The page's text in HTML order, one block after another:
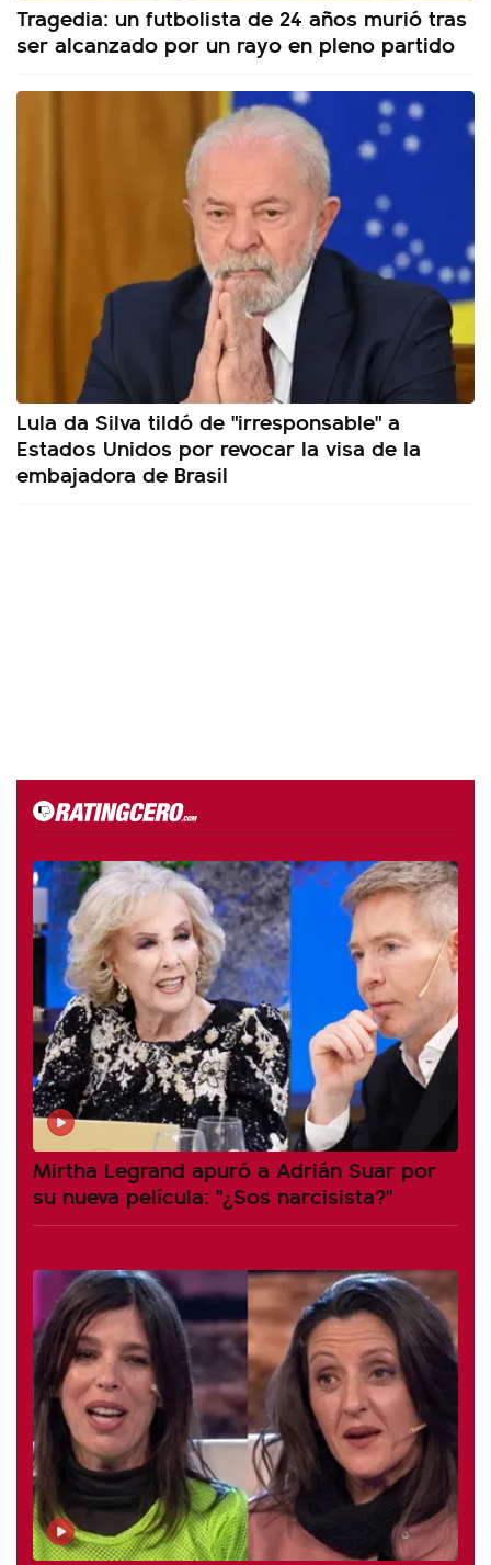
Tragedia: un futbolista de 24 años murió tras
ser alcanzado por un rayo en pleno partido
Lula da Silva tildó de "irresponsable" a
Estados Unidos por revocar la visa de la
embajadora de Brasil
Mirtha Legrand apuró a Adrián Suar por
su nueva película: "¿Sos narcisista?"